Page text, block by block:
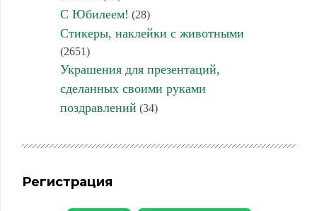
С Юбилеем! (28)
Стикеры, наклейки с животными
(2651)
Украшения для презентаций,
сделанных своими руками
поздравлений (34)
Регистрация